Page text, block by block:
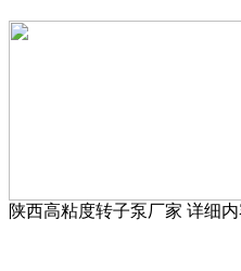
陕西高粘度转子泵厂家 详细内